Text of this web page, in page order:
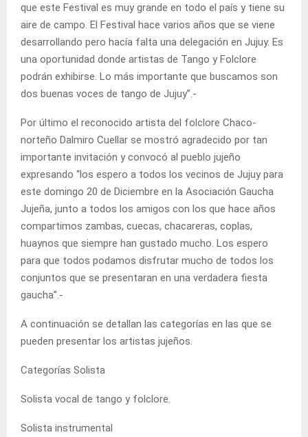
que este Festival es muy grande en todo el país y tiene su
aire de campo. El Festival hace varios años que se viene
desarrollando pero hacía falta una delegación en Jujuy. Es
una oportunidad donde artistas de Tango y Folclore
podrán exhibirse. Lo más importante que buscamos son
dos buenas voces de tango de Jujuy”.-
Por último el reconocido artista del folclore Chaco-
norteño Dalmiro Cuellar se mostró agradecido por tan
importante invitación y convocó al pueblo jujeño
expresando “los espero a todos los vecinos de Jujuy para
este domingo 20 de Diciembre en la Asociación Gaucha
Jujeña, junto a todos los amigos con los que hace años
compartimos zambas, cuecas, chacareras, coplas,
huaynos que siempre han gustado mucho. Los espero
para que todos podamos disfrutar mucho de todos los
conjuntos que se presentaran en una verdadera fiesta
gaucha”.-
A continuación se detallan las categorías en las que se
pueden presentar los artistas jujeños.
Categorías Solista
Solista vocal de tango y folclore.
Solista instrumental